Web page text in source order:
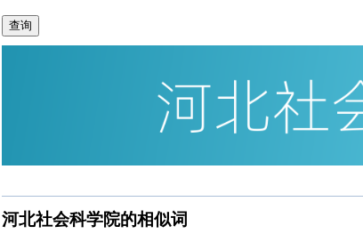
查询
河北社会科学院的相似词